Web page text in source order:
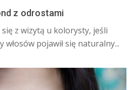
z odrostami
z wizytą u kolorysty, jeśli
włosów pojawił się naturalny...